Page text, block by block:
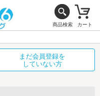
商品検索 カート
まだ会員登録を
していない方